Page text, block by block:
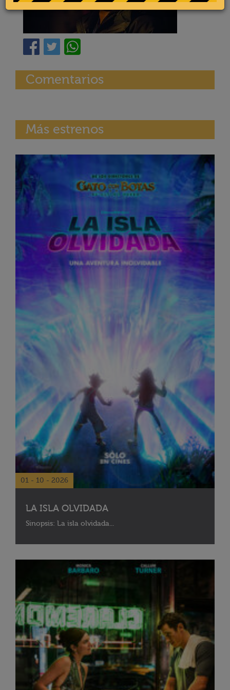
Comentarios
Más estrenos
01 - 10 - 2026
LA ISLA OLVIDADA
Sinopsis: La isla olvidada...